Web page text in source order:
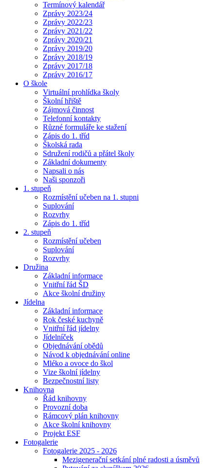
Termínový kalendář
Zprávy 2023/24
Zprávy 2022/23
Zprávy 2021/22
Zprávy 2020/21
Zprávy 2019/20
Zprávy 2018/19
Zprávy 2017/18
Zprávy 2016/17
O škole
Virtuální prohlídka školy
Školní hřiště
Zájmová činnost
Telefonní kontakty
Různé formuláře ke stažení
Zápis do 1. tříd
Školská rada
Sdružení rodičů a přátel školy
Základní dokumenty
Napsali o nás
Naši sponzoři
1. stupeň
Rozmístění učeben na 1. stupni
Suplování
Rozvrhy
Zápis do 1. tříd
2. stupeň
Rozmístění učeben
Suplování
Rozvrhy
Družina
Základní informace
Vnitřní řád ŠD
Akce školní družiny
Jídelna
Základní informace
Rok české kuchyně
Vnitřní řád jídelny
Jídelníček
Objednávání obědů
Návod k objednávání online
Mléko a ovoce do škol
Vize školní jídelny
Bezpečnostní listy
Knihovna
Řád knihovny
Provozní doba
Rámcový plán knihovny
Akce školní knihovny
Projekt ESF
Fotogalerie
Fotogalerie 2025 - 2026
Mezigenerační setkání plné radosti a úsměvů